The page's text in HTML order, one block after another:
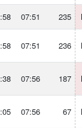
07:51 235
07:51 236
07:56 187
07:56 67